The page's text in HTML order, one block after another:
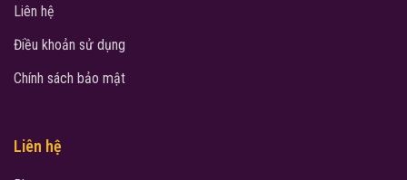
Liên hệ
Điều khoản sử dụng
Chính sách bảo mật
Liên hệ